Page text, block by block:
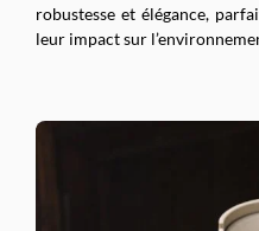
robustesse et élégance,
leur impact sur